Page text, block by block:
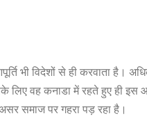
भी विदेशों से ही करवाता है।
लिए वह कनाडा में रहते हुए ही
समाज पर गहरा पड़ रहा है।